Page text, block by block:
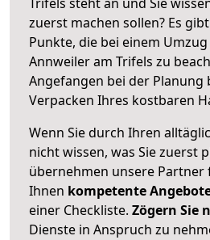
zuerst machen sollen? Es
Punkte, die bei einem
Annweiler am Trifels zu
Angefangen bei der Planung
Verpacken Ihres kostbaren
Wenn Sie durch Ihren
nicht wissen, was Sie zuerst
übernehmen unsere Partner
Ihnen kompetente
einer Checkliste. Zögern Sie
Dienste in Anspruch zu